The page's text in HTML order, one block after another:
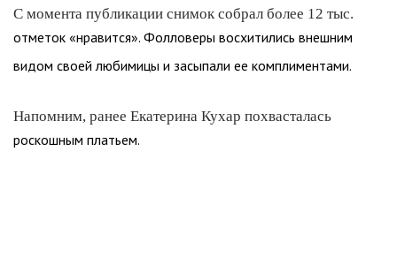
С момента публикации снимок собрал более 12 тыс.
отметок «нравится». Фолловеры восхитились внешним
видом своей любимицы и засыпали ее комплиментами.
Напомним, ранее Екатерина Кухар похвасталась
роскошным платьем.